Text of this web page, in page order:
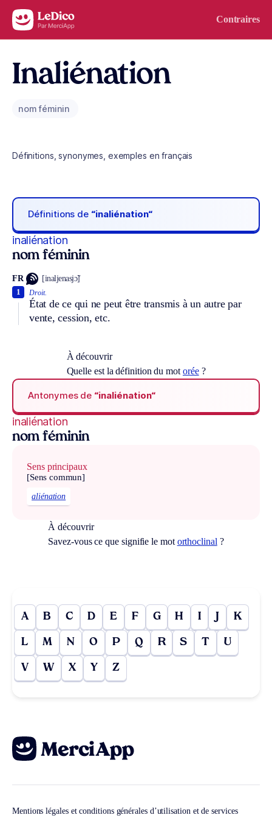
Aller au contenu Contraires
Inaliénation
nom féminin
Définitions, synonymes, exemples en français
Définitions de “inaliénation“
inaliénation
nom féminin
FR [inaljenasjɔ̃]
Droit.
État de ce qui ne peut être transmis à un autre par
vente, cession, etc.
1
À découvrir
Quelle est la définition du mot orée?
Antonymes de “inaliénation“
inaliénation
nom féminin
Sens principaux
[Sens commun]
aliénation
À découvrir
Savez-vous ce que signifie le mot orthoclinal ?
A B C D E F G H I J K
L M N O P Q R S T U
V W X Y Z
Mentions légales et conditions générales d’utilisation et de services